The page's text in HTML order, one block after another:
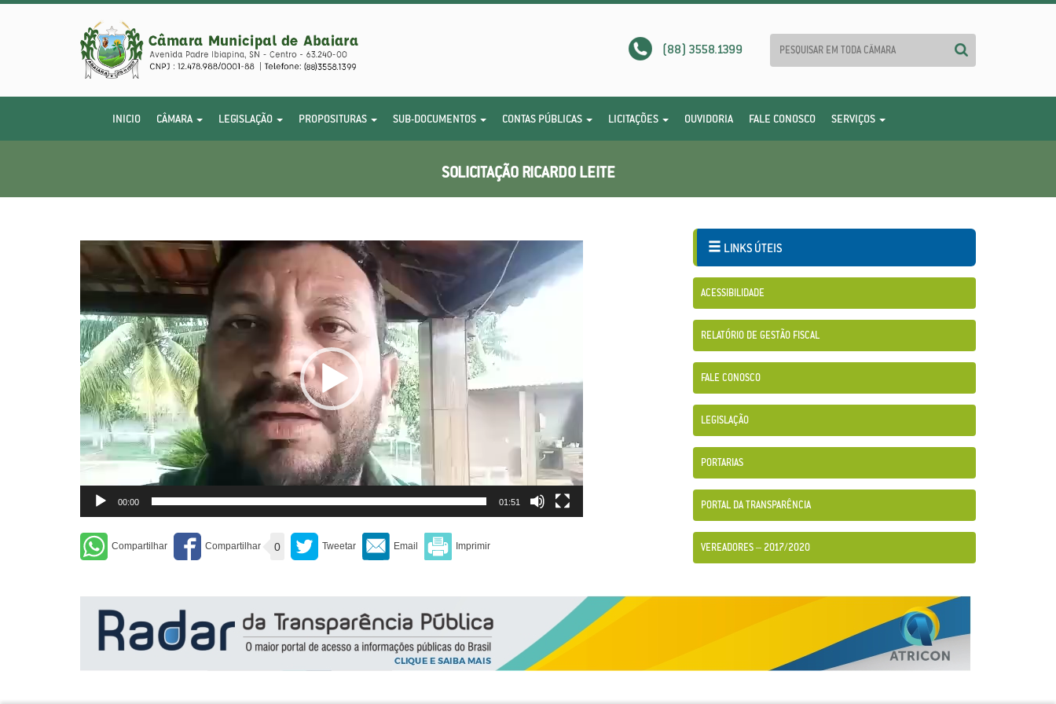
(88) 3558.1399
INICIO CÂMARA LEGISLAÇÃO PROPOSITURAS SUB-DOCUMENTOS CONTAS PÚBLICAS LICITAÇÕES OUVIDORIA FALE CONOSCO SERVIÇOS
SOLICITAÇÃO RICARDO LEITE
Tocador
00:00 01:51
0
LINKS ÚTEIS
ACESSIBILIDADE
RELATÓRIO DE GESTÃO FISCAL
FALE CONOSCO
LEGISLAÇÃO
PORTARIAS
PORTAL DA TRANSPARÊNCIA
VEREADORES – 2017/2020